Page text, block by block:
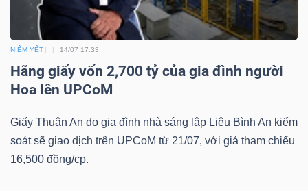
NIÊM YẾT 14/07 17:33
Hãng giấy vốn 2,700 tỷ của gia đình người
Hoa lên UPCoM
Giấy Thuận An do gia đình nhà sáng lập Liêu Bình An kiểm
soát sẽ giao dịch trên UPCoM từ 21/07, với giá tham chiếu
16,500 đồng/cp.
Truyền
thông
chính
Dữ